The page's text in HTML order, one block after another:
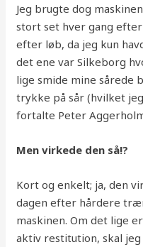
Jeg brugte dog
stort set hver gang
efter løb, da jeg kun
det ene var Silkeborg
lige smide mine sårede
trykke på sår (hvilket
fortalte Peter
Men virkede den så!?
Kort og enkelt; ja, den
dagen efter hårdere
maskinen. Om det lige
aktiv restitution, skal